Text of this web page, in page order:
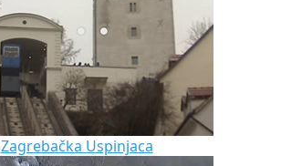
Zagrebačka Uspinjaca